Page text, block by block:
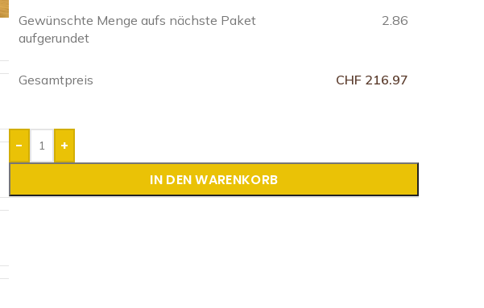
Gewünschte Menge aufs nächste Paket
aufgerundet
2.86
Gesamtpreis CHF 216.97
-
+
IN DEN WARENKORB